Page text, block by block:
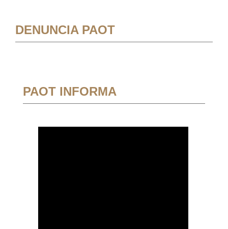
DENUNCIA PAOT
PAOT INFORMA